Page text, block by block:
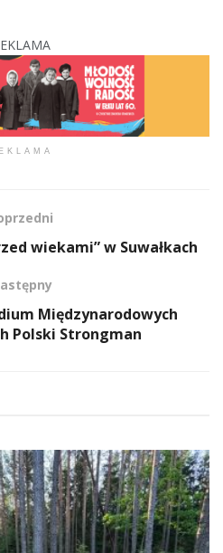
wiekami” w Suwałkach
Międzynarodowych
Polski Strongman